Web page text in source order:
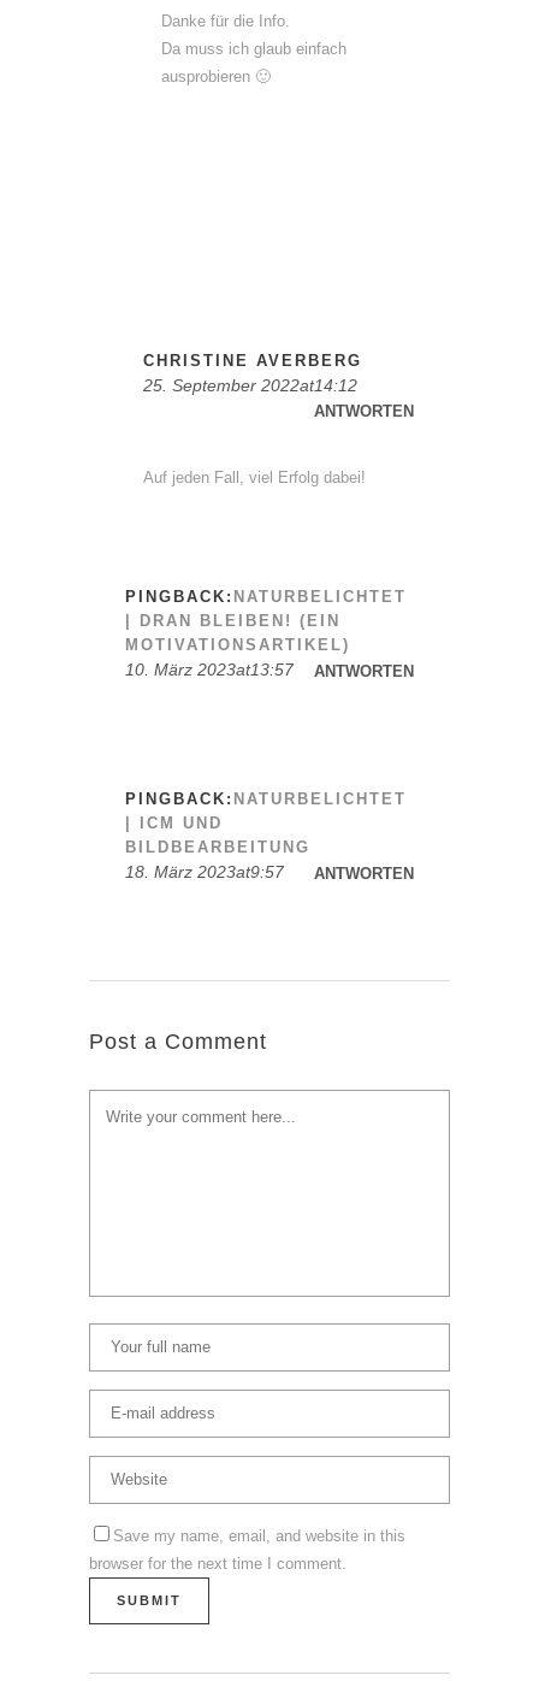
Danke für die Info.
Da muss ich glaub einfach
ausprobieren 🙂
CHRISTINE AVERBERG
25. September 2022at14:12
ANTWORTEN
Auf jeden Fall, viel Erfolg dabei!
PINGBACK: NATURBELICHTET
| DRAN BLEIBEN! (EIN
MOTIVATIONSARTIKEL)
10. März 2023at13:57 ANTWORTEN
PINGBACK: NATURBELICHTET
| ICM UND
BILDBEARBEITUNG
18. März 2023at9:57 ANTWORTEN
Post a Comment
Save my name, email, and website in this
browser for the next time I comment.